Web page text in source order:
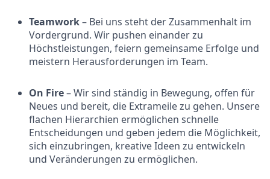
Teamwork– Bei uns steht der Zusammenhalt im
Vordergrund. Wir pushen einander zu
Höchstleistungen, feiern gemeinsame Erfolge und
meistern Herausforderungen im Team.
On Fire– Wir sind ständig in Bewegung, offen für
Neues und bereit, die Extrameile zu gehen. Unsere
flachen Hierarchien ermöglichen schnelle
Entscheidungen und geben jedem die Möglichkeit,
sich einzubringen, kreative Ideen zu entwickeln
und Veränderungen zu ermöglichen.